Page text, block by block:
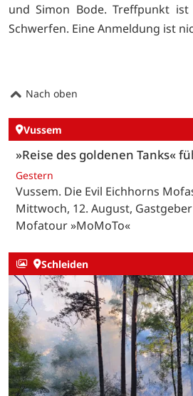
und Simon Bode. Treffpunkt ist
Schwerfen. Eine Anmeldung ist
Nach oben
Vussem
»Reise des goldenen Tanks«
Gestern
Vussem. Die Evil Eichhorns
Mittwoch, 12. August,
Mofatour »MoMoTo«
Schleiden